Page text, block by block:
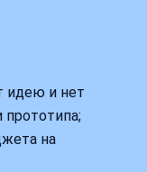
идею и нет
прототипа;
на